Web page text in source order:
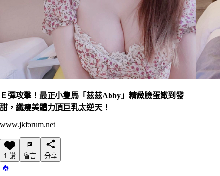
Ｅ彈攻擊！最正小隻馬「茲茲Abby」精緻臉蛋嫩到發
甜，纖瘦美體力頂巨乳太逆天！
www.jkforum.net
1 讚 留言 分享